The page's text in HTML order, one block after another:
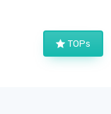
TOPs